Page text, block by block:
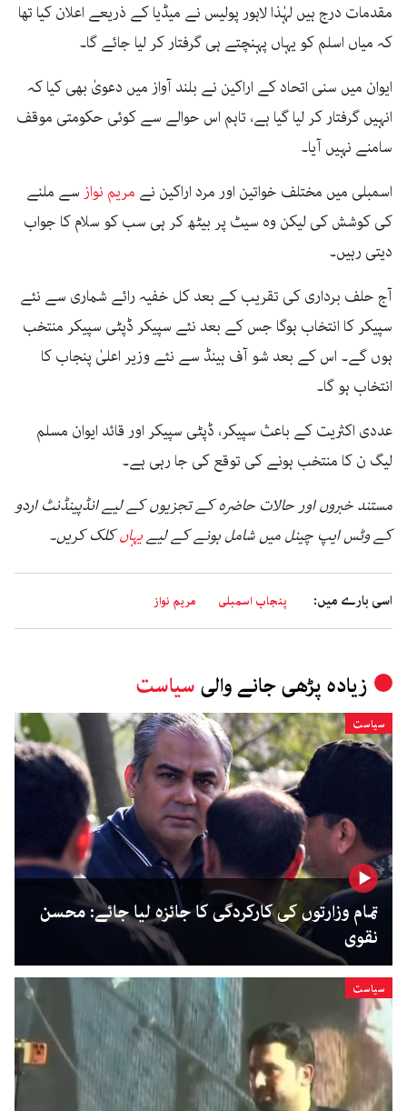
مقدمات درج ہیں لہٰذا لاہور پولیس نے میڈیا کے ذریعے اعلان کیا تھا
کہ میاں اسلم کو یہاں پہنچتے ہی گرفتار کر لیا جائے گا۔
ایوان میں سنی اتحاد کے اراکین نے بلند آواز میں دعویٰ بھی کیا کہ
انہیں گرفتار کر لیا گیا ہے، تاہم اس حوالے سے کوئی حکومتی موقف
سامنے نہیں آیا۔
اسمبلی میں مختلف خواتین اور مرد اراکین نے مریم نوازسے ملنے
کی کوشش کی لیکن وہ سیٹ پر بیٹھ کر ہی سب کو سلام کا جواب
دیتی رہیں۔
آج حلف برداری کی تقریب کے بعد کل خفیہ رائے شماری سے نئے
سپیکر کا انتخاب ہوگا جس کے بعد نئے سپیکر ڈپٹی سپیکر منتخب
ہوں گے۔ اس کے بعد شو آف ہینڈ سے نئے وزیر اعلیٰ پنجاب کا
انتخاب ہو گا۔
عددی اکثریت کے باعث سپیکر، ڈپٹی سپیکر اور قائد ایوان مسلم
لیگ ن کا منتخب ہونے کی توقع کی جا رہی ہے۔
مستند خبروں اور حالات حاضرہ کے تجزیوں کے لیے انڈپینڈنٹ اردو
کے وٹس ایپ چینل میں شامل ہونے کے لیےیہاںکلک کریں۔
اسی بارے میں: پنجاب اسمبلی مریم نواز
زیادہ پڑھی جانے والی سیاست
سیاست
تمام وزارتوں کی کارکردگی کا جائزہ لیا جائے: محسن
نقوی
سیاست